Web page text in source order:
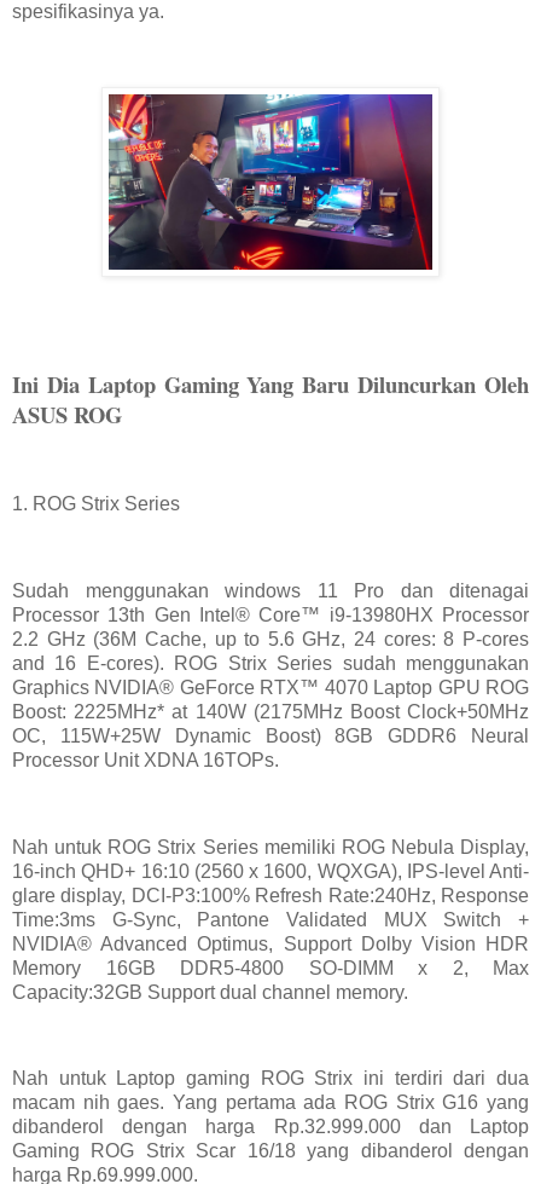
spesifikasinya ya.
Ini Dia Laptop Gaming Yang Baru Diluncurkan Oleh
ASUS ROG
1. ROG Strix Series
Sudah menggunakan windows 11 Pro dan ditenagai
Processor 13th Gen Intel® Core™ i9-13980HX Processor
2.2 GHz (36M Cache, up to 5.6 GHz, 24 cores: 8 P-cores
and 16 E-cores). ROG Strix Series sudah menggunakan
Graphics NVIDIA® GeForce RTX™ 4070 Laptop GPU ROG
Boost: 2225MHz* at 140W (2175MHz Boost Clock+50MHz
OC, 115W+25W Dynamic Boost) 8GB GDDR6 Neural
Processor Unit XDNA 16TOPs.
Nah untuk ROG Strix Series memiliki ROG Nebula Display,
16-inch QHD+ 16:10 (2560 x 1600, WQXGA), IPS-level Anti-
glare display, DCI-P3:100% Refresh Rate:240Hz, Response
Time:3ms G-Sync, Pantone Validated MUX Switch +
NVIDIA® Advanced Optimus, Support Dolby Vision HDR
Memory 16GB DDR5-4800 SO-DIMM x 2, Max
Capacity:32GB Support dual channel memory.
Nah untuk Laptop gaming ROG Strix ini terdiri dari dua
macam nih gaes. Yang pertama ada ROG Strix G16 yang
dibanderol dengan harga Rp.32.999.000 dan Laptop
Gaming ROG Strix Scar 16/18 yang dibanderol dengan
harga Rp.69.999.000.